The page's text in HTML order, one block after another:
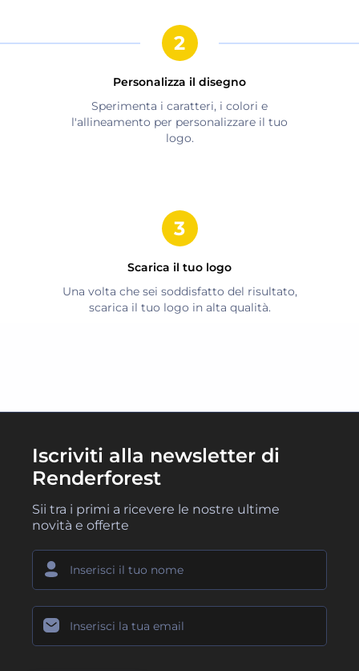
Personalizza il disegno
Sperimenta i caratteri, i colori e
l'allineamento per personalizzare il tuo
logo.
Scarica il tuo logo
Una volta che sei soddisfatto del risultato,
scarica il tuo logo in alta qualità.
Iscriviti alla newsletter di
Renderforest
Sii tra i primi a ricevere le nostre ultime
novità e offerte